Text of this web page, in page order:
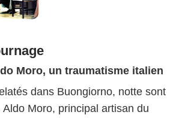
Moro, un traumatisme italien
dans Buongiorno, notte sont
Moro, principal artisan du